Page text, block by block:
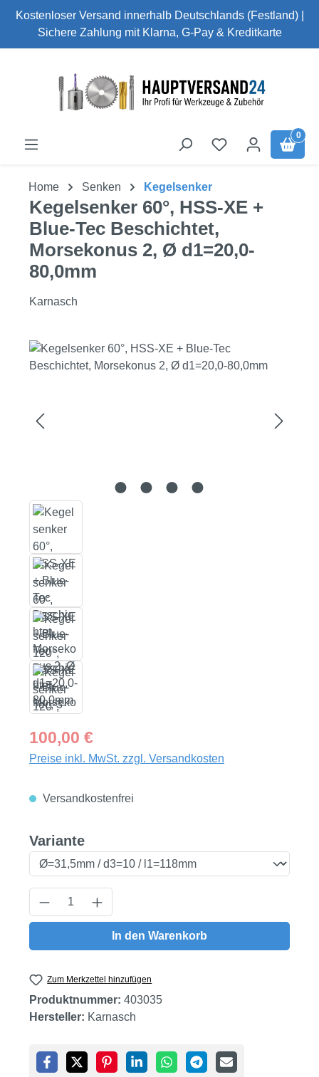
Zum Hauptinhalt springen
Kostenloser Versand innerhalb Deutschlands (Festland) |
Sichere Zahlung mit Klarna, G-Pay & Kreditkarte
0
Home Senken Kegelsenker
Kegelsenker 60°, HSS-XE +
Blue-Tec Beschichtet,
Morsekonus 2, Ø d1=20,0-
80,0mm
Karnasch
Bildergalerie überspringen
Regulärer Preis:
100,00 €
Preise inkl. MwSt. zzgl. Versandkosten
Versandkostenfrei
Varianteauswählen
Produkt Anzahl: Gib den gewünschten
In den Warenkorb
Zum Merkzettel hinzufügen
Produktnummer: 403035
Hersteller: Karnasch